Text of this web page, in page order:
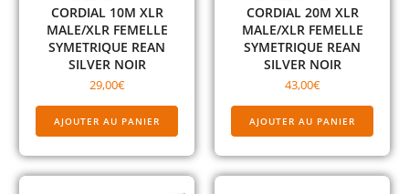
CORDIAL 10M XLR
MALE/XLR FEMELLE
SYMETRIQUE REAN
SILVER NOIR
29,00€
AJOUTER AU PANIER
CORDIAL 20M XLR
MALE/XLR FEMELLE
SYMETRIQUE REAN
SILVER NOIR
43,00€
AJOUTER AU PANIER